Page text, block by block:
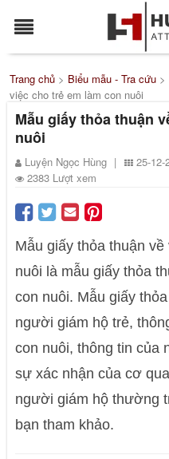
Trang chủ > Biểu mẫu - Tra cứu >
việc cho trẻ em làm con nuôi
Mẫu giấy thỏa thuận
nuôi
Luyện Ngọc Hùng | 25-12-
2383 Lượt xem
Mẫu giấy thỏa thuận
nuôi là mẫu giấy thỏa
con nuôi. Mẫu giấy
người giám hộ trẻ,
con nuôi, thông tin của
sự xác nhận của cơ
người giám hộ thường
bạn tham khảo.